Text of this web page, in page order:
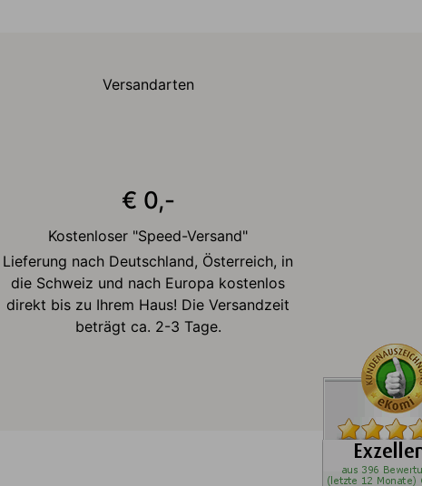
Versandarten
€ 0,-
Kostenloser "Speed-Versand"
Lieferung nach Deutschland, Österreich, in
die Schweiz und nach Europa kostenlos
direkt bis zu Ihrem Haus! Die Versandzeit
beträgt ca. 2-3 Tage.